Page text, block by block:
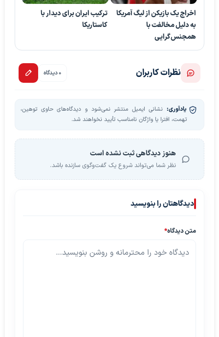
اخراج یک بازیکن از لیگ آمریکا
به دلیل مخالفت با
همجنس‌گرایی
ترکیب ایران برای دیدار با
کاستاریکا
نظرات کاربران 0 دیدگاه
یادآوری: نشانی ایمیل منتشر نمی‌شود و دیدگاه‌های حاوی توهین،
تهمت، افترا یا واژگان نامناسب تأیید نخواهند شد.
هنوز دیدگاهی ثبت نشده است
نظر شما می‌تواند شروع یک گفت‌وگوی سازنده باشد.
دیدگاهتان را بنویسید
متن دیدگاه*